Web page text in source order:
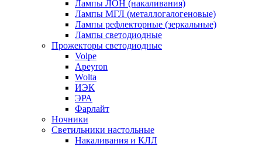
Лампы ЛОН (накаливания)
Лампы МГЛ (металлогалогеновые)
Лампы рефлекторные (зеркальные)
Лампы светодиодные
Прожекторы светодиодные
Volpe
Apeyron
Wolta
ИЭК
ЭРА
Фарлайт
Ночники
Светильники настольные
Накаливания и КЛЛ